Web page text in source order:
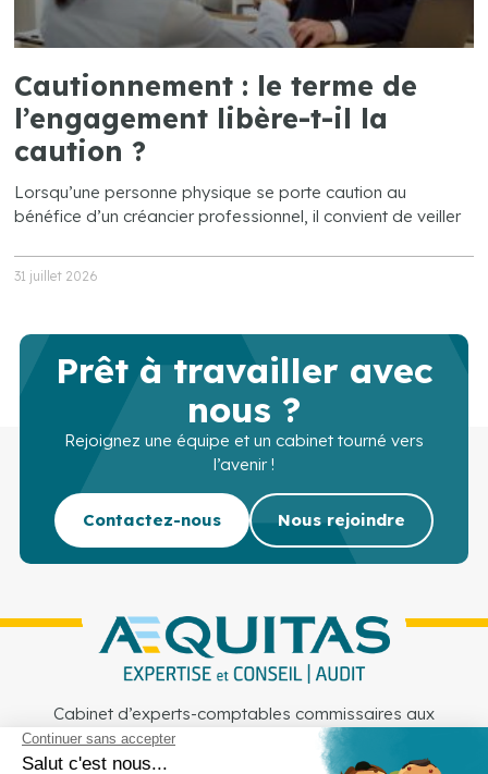
Cautionnement : le terme de
l’engagement libère-t-il la
caution ?
Lorsqu’une personne physique se porte caution au
bénéfice d’un créancier professionnel, il convient de veiller
31 juillet 2026
Prêt à travailler avec
nous ?
Rejoignez une équipe et un cabinet tourné vers
l’avenir !
Contactez-nous Nous rejoindre
Cabinet d’experts-comptables commissaires aux
comptes sur Lille, Lens et Douai